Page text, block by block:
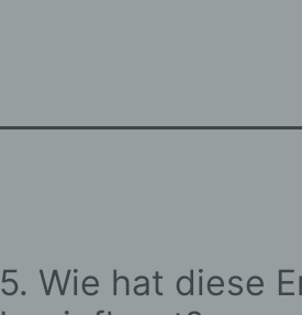
5. Wie hat diese